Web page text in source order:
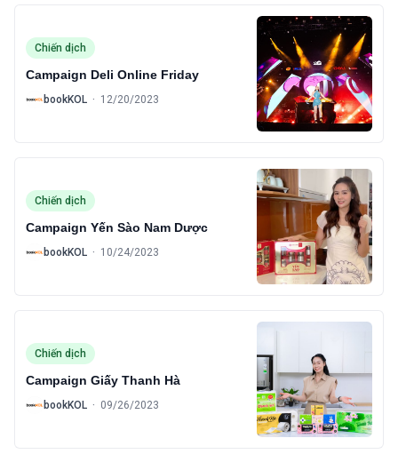
Chiến dịch
Campaign Deli Online Friday
B bookKOL · 12/20/2023
Chiến dịch
Campaign Yến Sào Nam Dược
B bookKOL · 10/24/2023
Chiến dịch
Campaign Giấy Thanh Hà
B bookKOL · 09/26/2023